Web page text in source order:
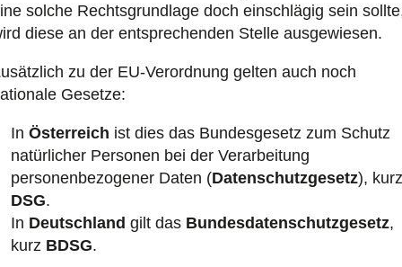
solche Rechtsgrundlage doch einschlägig sein
diese an der entsprechenden Stelle ausgewiesen.
zu der EU-Verordnung gelten auch noch
Gesetze:
In Österreich ist dies das Bundesgesetz zum Schutz
natürlicher Personen bei der Verarbeitung
personenbezogener Daten (Datenschutzgesetz), kurz
DSG.
In Deutschland gilt das Bundesdatenschutzgesetz,
kurz BDSG.